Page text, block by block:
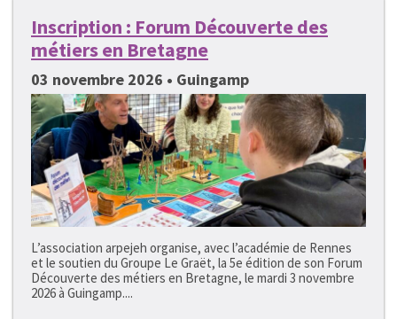
Inscription : Forum Découverte des
métiers en Bretagne
03 novembre 2026 • Guingamp
L’association arpejeh organise, avec l’académie de Rennes
et le soutien du Groupe Le Graët, la 5e édition de son Forum
Découverte des métiers en Bretagne, le mardi 3 novembre
2026 à Guingamp....